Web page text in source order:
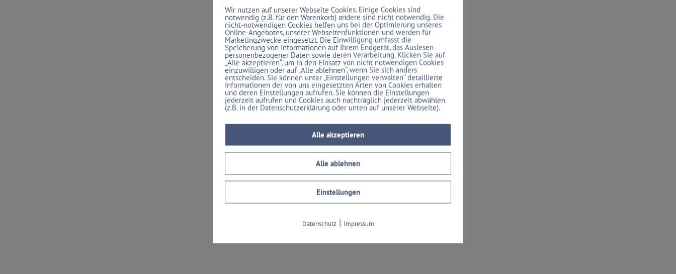
Wir nutzen auf unserer Webseite Cookies. Einige Cookies sind
notwendig (z.B. für den Warenkorb) andere sind nicht notwendig. Die
nicht-notwendigen Cookies helfen uns bei der Optimierung unseres
Online-Angebotes, unserer Webseitenfunktionen und werden für
Marketingzwecke eingesetzt. Die Einwilligung umfasst die
Speicherung von Informationen auf Ihrem Endgerät, das Auslesen
personenbezogener Daten sowie deren Verarbeitung. Klicken Sie auf
„Alle akzeptieren“, um in den Einsatz von nicht notwendigen Cookies
einzuwilligen oder auf „Alle ablehnen“, wenn Sie sich anders
entscheiden. Sie können unter „Einstellungen verwalten“ detaillierte
Informationen der von uns eingesetzten Arten von Cookies erhalten
und deren Einstellungen aufrufen. Sie können die Einstellungen
jederzeit aufrufen und Cookies auch nachträglich jederzeit abwählen
(z.B. in der Datenschutzerklärung oder unten auf unserer Webseite).
Alle akzeptieren
Alle ablehnen
Einstellungen
Datenschutz | Impressum